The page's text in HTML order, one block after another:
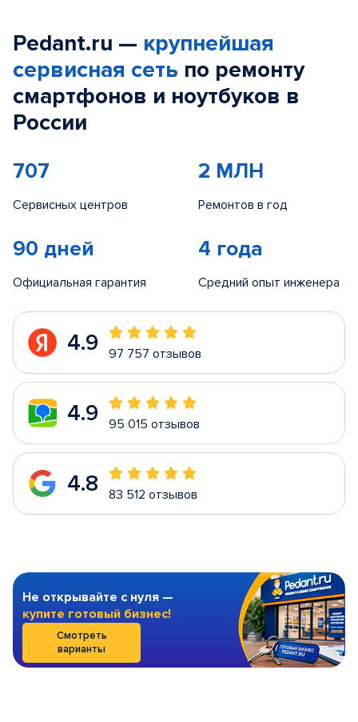
Pedant.ru — крупнейшая
сервисная сеть по ремонту
смартфонов и ноутбуков в
России
707
Сервисных центров
2 МЛН
Ремонтов в год
90 дней
Официальная гарантия
4 года
Средний опыт инженера
4.9 97 757 отзывов
4.9 95 015 отзывов
4.8 83 512 отзывов
Не открывайте с нуля —
купите готовый бизнес!
Смотреть
варианты